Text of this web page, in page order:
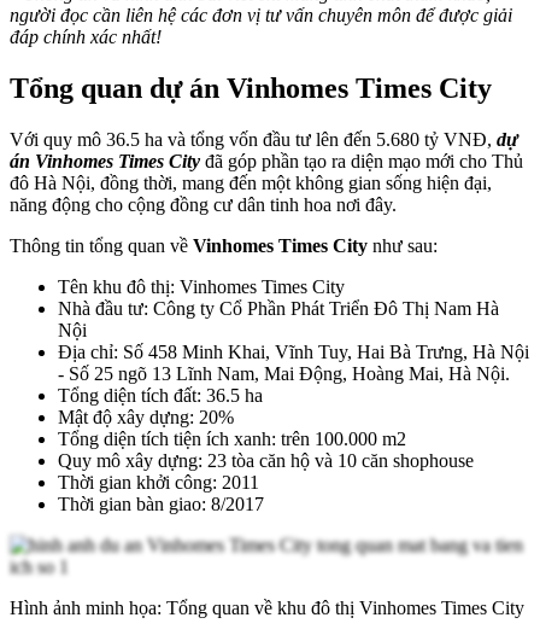
người đọc cần liên hệ các đơn vị tư vấn chuyên môn để được giải
đáp chính xác nhất!
Tổng quan dự án Vinhomes Times City
Với quy mô 36.5 ha và tổng vốn đầu tư lên đến 5.680 tỷ VNĐ, dự
án Vinhomes Times City đã góp phần tạo ra diện mạo mới cho Thủ
đô Hà Nội, đồng thời, mang đến một không gian sống hiện đại,
năng động cho cộng đồng cư dân tinh hoa nơi đây.
Thông tin tổng quan về Vinhomes Times City như sau:
Tên khu đô thị: Vinhomes Times City
Nhà đầu tư: Công ty Cổ Phần Phát Triển Đô Thị Nam Hà
Nội
Địa chỉ: Số 458 Minh Khai, Vĩnh Tuy, Hai Bà Trưng, Hà Nội
- Số 25 ngõ 13 Lĩnh Nam, Mai Động, Hoàng Mai, Hà Nội.
Tổng diện tích đất: 36.5 ha
Mật độ xây dựng: 20%
Tổng diện tích tiện ích xanh: trên 100.000 m2
Quy mô xây dựng: 23 tòa căn hộ và 10 căn shophouse
Thời gian khởi công: 2011
Thời gian bàn giao: 8/2017
Hình ảnh minh họa: Tổng quan về khu đô thị Vinhomes Times City